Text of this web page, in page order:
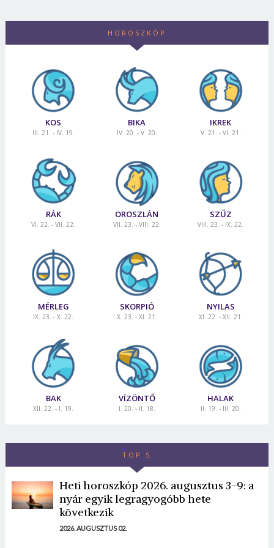
HOROSZKÓP
KOS
III. 21. - IV. 19.
BIKA
IV. 20. - V. 20.
IKREK
V. 21. - VI. 21.
RÁK
VI. 22. - VII. 22.
OROSZLÁN
VII. 23. - VIII. 22.
SZŰZ
VIII. 23. - IX. 22.
MÉRLEG
IX. 23. - X. 22.
SKORPIÓ
X. 23. - XI. 21.
NYILAS
XI. 22. - XII. 21.
BAK
XII. 22. - I. 19.
VÍZÖNTŐ
I. 20. - II. 18.
HALAK
II. 19. - III. 20.
TOP 5
Heti horoszkóp 2026. augusztus 3-9: a
nyár egyik legragyogóbb hete
következik
2026. AUGUSZTUS 02.